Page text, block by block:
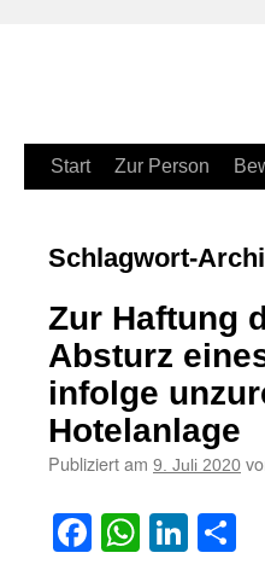
Zum
springen
Start Zur Person
Schlagwort-
Zur Haftung
Absturz
infolge
Hotelanlage
Publiziert am 9. Juli 2020
Facebook